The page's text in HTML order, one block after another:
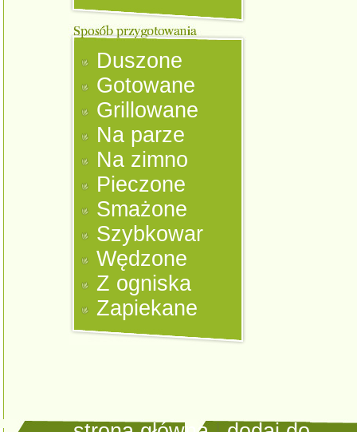
Duszone
Gotowane
Grillowane
Na parze
Na zimno
Pieczone
Smażone
Szybkowar
Wędzone
Z ogniska
Zapiekane